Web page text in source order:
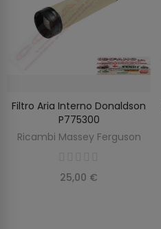
AGGIUNGI AL CARRELLO
Filtro Aria Interno Donaldson
P775300
Ricambi Massey Ferguson
25,00 €